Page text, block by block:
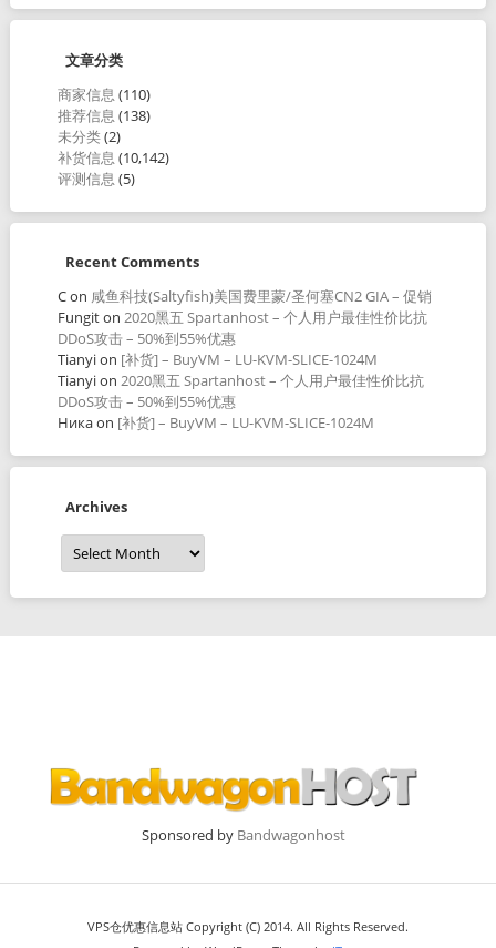
文章分类
商家信息 (110)
推荐信息 (138)
未分类(2)
补货信息 (10,142)
评测信息 (5)
Recent Comments
Con 咸鱼科技(Saltyfish)美国费里蒙/圣何塞CN2 GIA – 促销
Fungiton 2020黑五 Spartanhost – 个人用户最佳性价比抗
DDoS攻击 – 50%到55%优惠
Tianyion [补货] – BuyVM – LU-KVM-SLICE-1024M
Tianyion 2020黑五 Spartanhost – 个人用户最佳性价比抗
DDoS攻击 – 50%到55%优惠
Никаon [补货] – BuyVM – LU-KVM-SLICE-1024M
Archives
Archives
Sponsored by Bandwagonhost
VPS仓优惠信息站 Copyright (C) 2014. All Rights Reserved.